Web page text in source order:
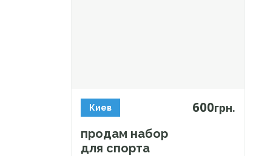
Киев 600грн.
продам набор
для спорта